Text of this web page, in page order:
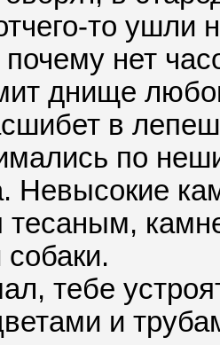
то ушли
нет
днище
в
по
Невысокие
тебе
и